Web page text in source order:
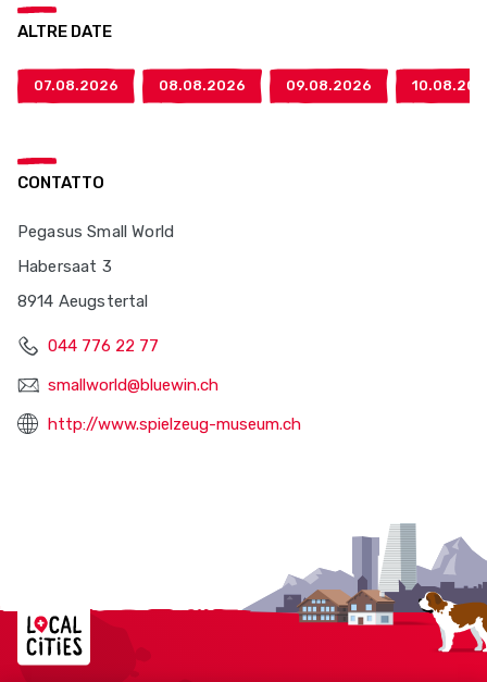
ALTRE DATE
07.08.2026 08.08.2026 09.08.2026
CONTATTO
Pegasus Small World
Habersaat 3
8914 Aeugstertal
044 776 22 77
smallworld@bluewin.ch
http://www.spielzeug-museum.ch
Localcities